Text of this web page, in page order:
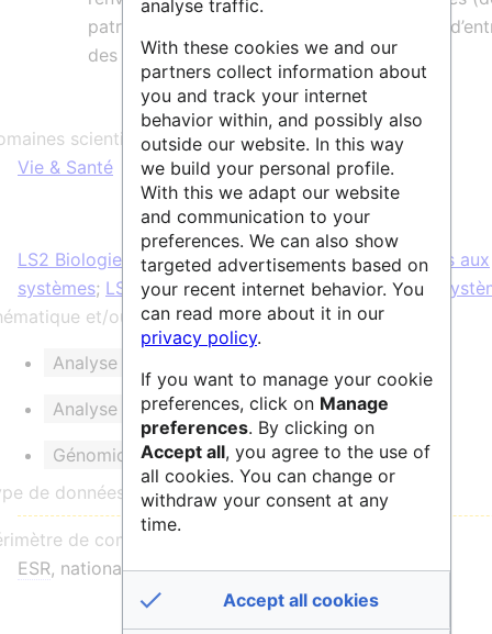
patrimoniales INRAE venant pour certaines
des centres de ressources biologiques).
scientifiques :
Vie & Santé
LS2 Biologie intégrative : des gènes et des génomes aux
systèmes; LS9 Biotechnologie et ingénierie des
et/ou mots clés :
Analyse de données de séquençage NGS
Analyse de séquences Cartographie
Génomique comparative
de données :
de communauté :
ESR, national
analyse traffic.
With these cookies we and our
partners collect information about
you and track your internet
behavior within, and possibly also
outside our website. In this way
we build your personal profile.
With this we adapt our website
and communication to your
preferences. We can also show
targeted advertisements based on
your recent internet behavior. You
can read more about it in our
privacy policy.
If you want to manage your cookie
preferences, click on Manage
preferences. By clicking on
Accept all, you agree to the use of
all cookies. You can change or
withdraw your consent at any
time.
Accept all cookies